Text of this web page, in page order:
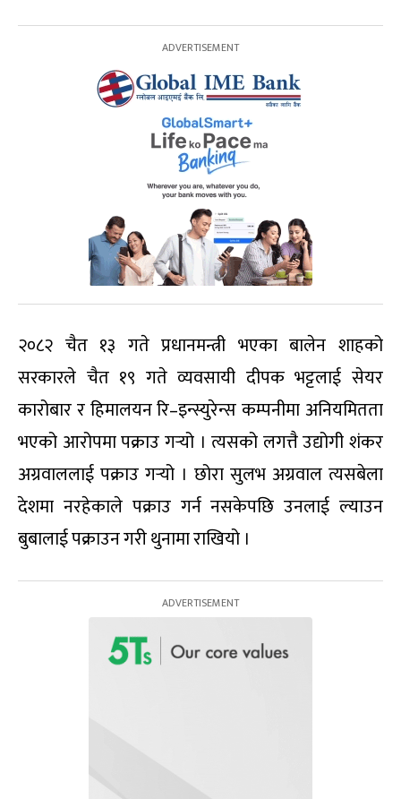
२०८२ चैत १३ गते प्रधानमन्त्री भएका बालेन शाहको
सरकारले चैत १९ गते व्यवसायी दीपक भट्टलाई सेयर
कारोबार र हिमालयन रि–इन्स्युरेन्स कम्पनीमा अनियमितता
भएको आरोपमा पक्राउ गर्‍यो । त्यसको लगत्तै उद्योगी शंकर
अग्रवाललाई पक्राउ गर्‍यो । छोरा सुलभ अग्रवाल त्यसबेला
देशमा नरहेकाले पक्राउ गर्न नसकेपछि उनलाई ल्याउन
बुबालाई पक्राउन गरी थुनामा राखियो ।